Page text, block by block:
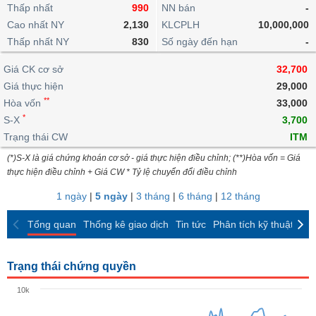
lỗ
dịch
nội
Niên
giám
Tài
liệu
cổ
Định
giá
ngoài
doanh
Top
cổ
phiếu
ngành
giao
dịch
dịch
Chứng
quyền
quan
Thống
giao
dịch
Thống
giao
dịch
Tin
tức
Phân
tích
kỹ
thuật
trực
tuyến
Bộ
lọc
cổ
So
sánh
Báo
cáo
Vĩ
mô
lai
Chứng
quyền
Trái
phiếu
IR
Awards
tạo
Dịch
vụ
Thấp nhất
990
Cao nhất NY
2,130
Thấp nhất NY
830
NN bán
-
KLCPLH
10,000,000
Số ngày đến hạn
-
Giá CK cơ sở
32,700
Giá thực hiện
29,000
Hòa vốn **
33,000
S-X *
3,700
Trạng thái CW
ITM
(*)S-X là giá chứng khoán cơ sở - giá thực hiện điều chỉnh; (**)Hòa vốn = Giá
thực hiện điều chỉnh + Giá CW * Tỷ lệ chuyển đổi điều chỉnh
1 ngày| 5 ngày| 3 tháng | 6 tháng | 12 tháng
Tổng quan Thống kê giao dịch Tin tức Phân tích kỹ thuật
Trạng thái chứng quyền
10k
BẤT
ĐỘNG
SẢN
TÀI
CHÍNH
HÀNG
KINH